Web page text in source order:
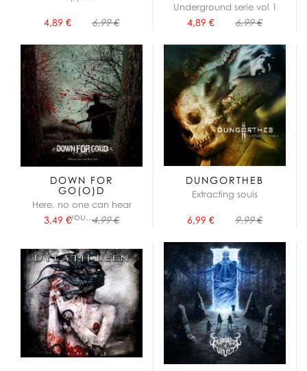
4,89 € 6,99 €
Underground serie vol 1
4,89 € 6,99 €
DOWN FOR
GO(O)D
Here, no one can hear
you...
3,49 € 4,99 €
DUNGORTHEB
Extracting souls
6,99 € 9,99 €